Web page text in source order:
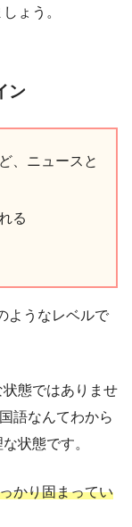
ょう。
ン
、ニュースと
る
ようなレベルで
態ではありませ
語なんてわから
状態です。
かり固まってい